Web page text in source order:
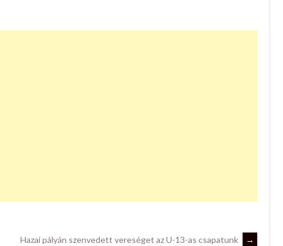
Hazai pályán szenvedett vereséget az U-13-as csapatunk →